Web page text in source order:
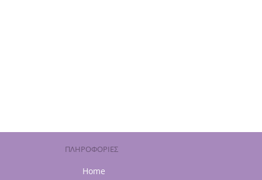
ΠΛΗΡΟΦΟΡΙΕΣ
Home